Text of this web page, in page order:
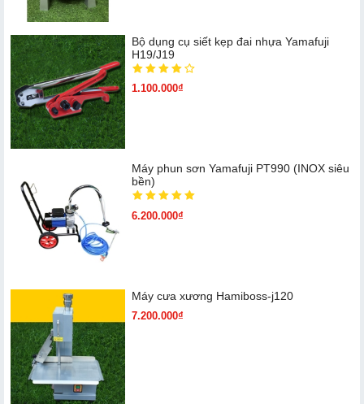
Bộ dụng cụ siết kẹp đai nhựa Yamafuji
H19/J19
1.100.000₫
Máy phun sơn Yamafuji PT990 (INOX siêu
bền)
6.200.000₫
Máy cưa xương Hamiboss-j120
7.200.000₫